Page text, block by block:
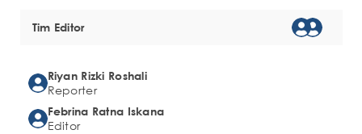
Tim Editor
Riyan Rizki Roshali
Reporter
Febrina Ratna Iskana
Editor